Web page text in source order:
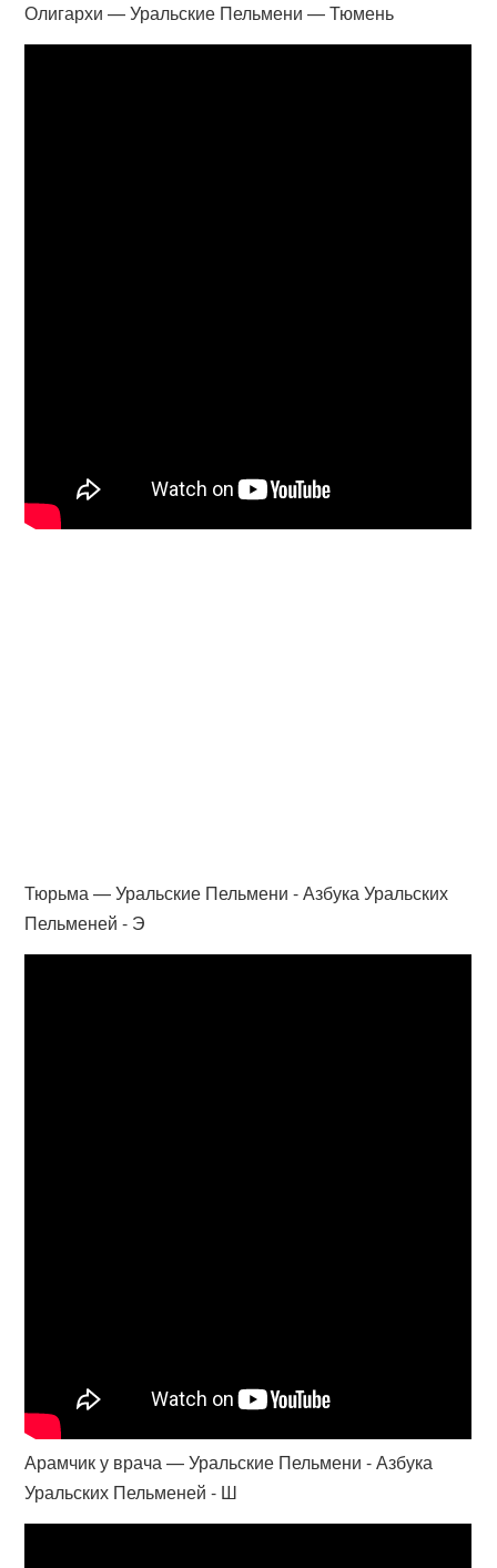
Олигархи — Уральские Пельмени — Тюмень
Тюрьма — Уральские Пельмени - Азбука Уральских
Пельменей - Э
Арамчик у врача — Уральские Пельмени - Азбука
Уральских Пельменей - Ш